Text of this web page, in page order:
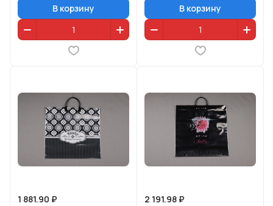
В корзину В корзину
1 881.90 ₽
2 191.98 ₽